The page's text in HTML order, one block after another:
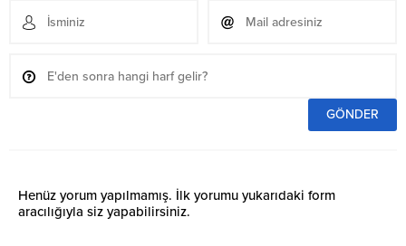
Henüz yorum yapılmamış. İlk yorumu yukarıdaki form
aracılığıyla siz yapabilirsiniz.